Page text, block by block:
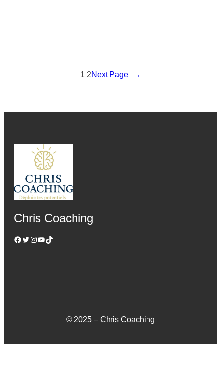
1 2Next Page →
Chris Coaching
Facebook Twitter Instagram YouTube TikTok
© 2025 – Chris Coaching